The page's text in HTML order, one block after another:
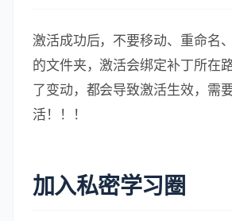
激活成功后，不要移动、重命名
的文件夹，激活会绑定补丁所在
了变动，都会导致激活生效，需
活！！！
加入私密学习圈